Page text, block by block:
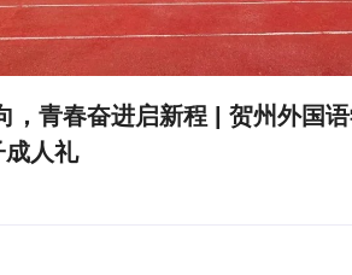
，青春奋进启新程 | 贺州外国
成人礼